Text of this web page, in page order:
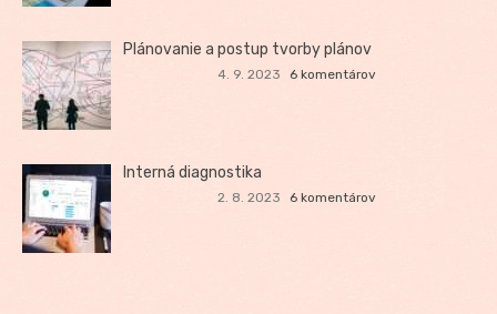
Plánovanie a postup tvorby plánov
4. 9. 2023 6 komentárov
Interná diagnostika
2. 8. 2023 6 komentárov